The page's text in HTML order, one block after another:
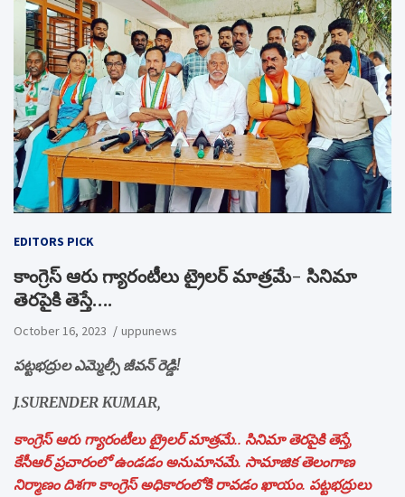
EDITORS PICK
కాంగ్రెస్ ఆరు గ్యారంటీలు ట్రైలర్ మాత్రమే- సినిమా
తెరపైకి తెస్తే….
October 16, 2023 uppunews
పట్టభద్రుల ఎమ్మెల్సీ జీవన్ రెడ్డి!
J.SURENDER KUMAR,
కాంగ్రెస్ ఆరు గ్యారంటీలు ట్రైలర్ మాత్రమే.. సినిమా తెరపైకి తెస్తే,
కేసీఆర్ ప్రచారంలో ఉండడం అనుమానమే. సామాజిక తెలంగాణ
నిర్మాణం దిశగా కాంగ్రెస్ అధికారంలోకి రావడం ఖాయం. పట్టభద్రులు